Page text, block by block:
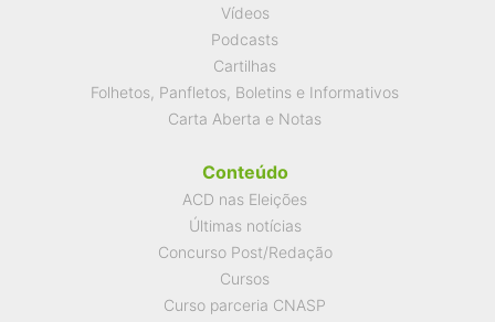
Vídeos
Podcasts
Cartilhas
Folhetos, Panfletos, Boletins e Informativos
Carta Aberta e Notas
Conteúdo
ACD nas Eleições
Últimas notícias
Concurso Post/Redação
Cursos
Curso parceria CNASP